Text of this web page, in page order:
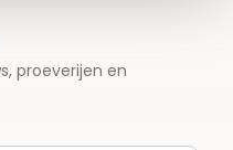
proeverijen en